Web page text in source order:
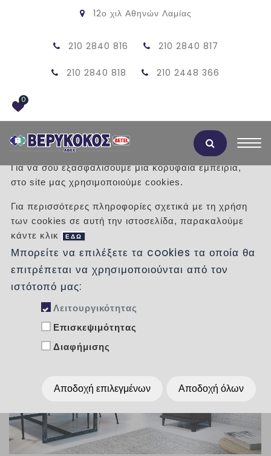
12ο χιλ Αθηνών Λαμίας
210 2840 816 210 2840 817
210 2840 818 210 2448 366
0
/ Προϊόντα /
ΣΟΜΠΕΣ ΞΥΛΟΥ - PELLET
PELLET-ΘΕΡΜΑΝΣΗ ΜΕ ΑΕΡΑ
Αποδοχή Cookies
Για να σου εξασφαλίσουμε μια κορυφαία εμπειρία,
στο site μας χρησιμοποιούμε cookies.
Για περισσότερες πληροφορίες σχετικά με τη χρήση
των cookies σε αυτή την ιστοσελίδα, παρακαλούμε
κάντε κλικ
ΕΔΩ
Μπορείτε να επιλέξετε τα cookies τα οποία θα
επιτρέπεται να χρησιμοποιούνται από τον
ιστότοπό μας:
Λειτουργικότητας
Επισκεψιμότητας
Διαφήμισης
Αποδοχή επιλεγμένων Αποδοχή όλων